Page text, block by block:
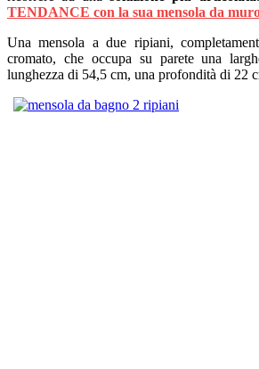
TENDANCE con la sua mensola da
Una mensola a due ripiani,
cromato, che occupa su parete una
lunghezza di 54,5 cm, una profondità di 22